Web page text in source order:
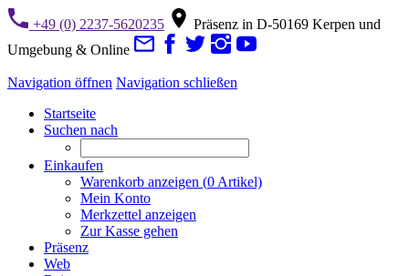
+49 (0) 2237-5620235
Präsenz in D-50169 Kerpen und
Umgebung & Online
Navigation öffnen Navigation schließen
Startseite
Suchen nach
Einkaufen
Warenkorb anzeigen (0 Artikel)
Mein Konto
Merkzettel anzeigen
Zur Kasse gehen
Präsenz
Web